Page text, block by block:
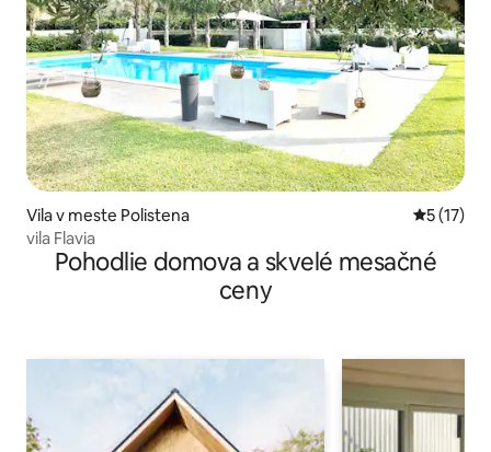
Vila v meste Polistena
5 (17)
vila Flavia
Pohodlie domova a skvelé mesačné
ceny